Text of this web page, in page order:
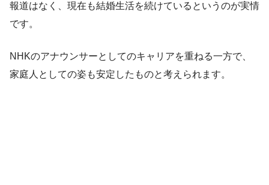
報道はなく、現在も結婚生活を続けているというのが実情
です。
NHKのアナウンサーとしてのキャリアを重ねる一方で、
家庭人としての姿も安定したものと考えられます。